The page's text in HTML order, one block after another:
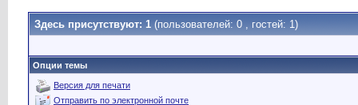
Здесь присутствуют: 1 (пользователей: 0 , гостей: 1)
Опции темы
Версия для печати
Отправить по электронной почте